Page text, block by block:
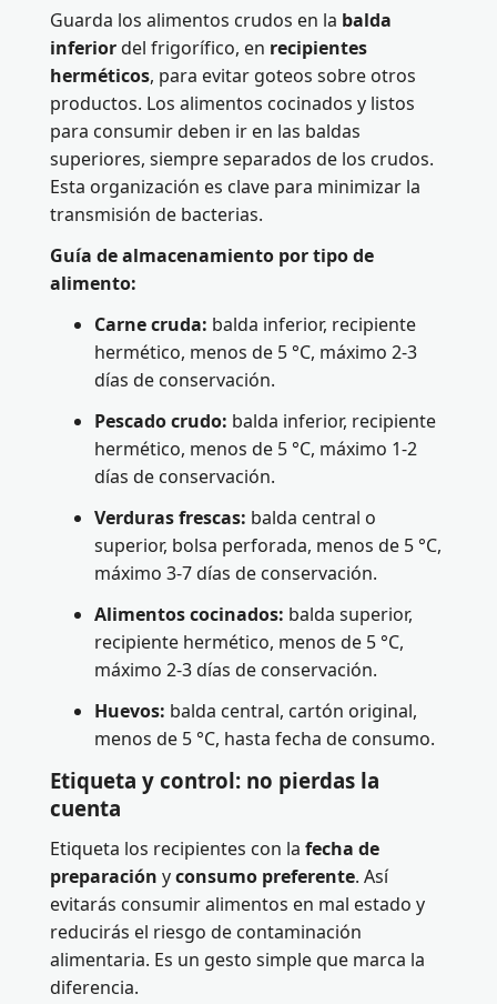
Guarda los alimentos crudos en la balda
inferiordel frigorífico, en recipientes
herméticos, para evitar goteos sobre otros
productos. Los alimentos cocinados y listos
para consumir deben ir en las baldas
superiores, siempre separados de los crudos.
Esta organización es clave para minimizar la
transmisión de bacterias.
Guía de almacenamiento por tipo de
alimento:
Carne cruda: balda inferior, recipiente
hermético, menos de 5 °C, máximo 2-3
días de conservación.
Pescado crudo: balda inferior, recipiente
hermético, menos de 5 °C, máximo 1-2
días de conservación.
Verduras frescas: balda central o
superior, bolsa perforada, menos de 5 °C,
máximo 3-7 días de conservación.
Alimentos cocinados: balda superior,
recipiente hermético, menos de 5 °C,
máximo 2-3 días de conservación.
Huevos: balda central, cartón original,
menos de 5 °C, hasta fecha de consumo.
Etiqueta y control: no pierdas la
cuenta
Etiqueta los recipientes con la fecha de
preparación yconsumo preferente. Así
evitarás consumir alimentos en mal estado y
reducirás el riesgo de contaminación
alimentaria. Es un gesto simple que marca la
diferencia.